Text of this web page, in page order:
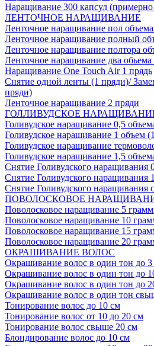
Наращивание 300 капсул (примерно
ЛЕНТОЧНОЕ НАРАЩИВАНИЕ
Ленточное наращивание пол
Ленточное наращивание полный
Ленточное наращивание полтора
Ленточное наращивание два обьема
Наращивание One Touch Air 1 прядь
Снятие одной ленты (1 пряди)/
пряди)
Ленточное наращивание 2 пряди
ГОЛЛИВУДСКОЕ
Голивудское наращивание 0,5
Голивудское наращивание 1 объем
Голивудское наращивание
Голивудское наращивание 1,5
Снятие Голивудского наращивания
Снятие Голивудского наращивания
Снятие Голивудского наращивания
ПОВОЛОСКОВОЕ
Поволосковое наращивание 5
Поволосковое наращивание 10
Поволосковое наращивание 15
Поволосковое наращивание 20
ОКРАШИВАНИЕ ВОЛОС
Окрашивание волос в один тон до 3
Окрашивание волос в один тон до
Окрашивание волос в один тон до
Окрашивание волос в один тон
Тонирование волос до 10 см
Тонирование волос от 10 до 20 см
Тонирование волос свыше 20 см
Блондирование волос до 10 см